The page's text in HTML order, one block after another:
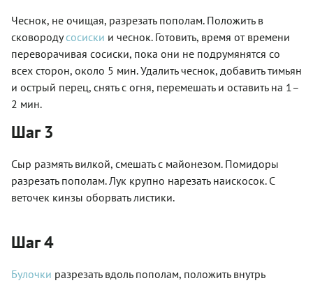
Чеснок, не очищая, разрезать пополам. Положить в
сковородусосиски и чеснок. Готовить, время от времени
переворачивая сосиски, пока они не подрумянятся со
всех сторон, около 5 мин. Удалить чеснок, добавить тимьян
и острый перец, снять с огня, перемешать и оставить на 1–
2 мин.
Шаг 3
Сыр размять вилкой, смешать с майонезом. Помидоры
разрезать пополам. Лук крупно нарезать наискосок. С
веточек кинзы оборвать листики.
Шаг 4
Булочки разрезать вдоль пополам, положить внутрь